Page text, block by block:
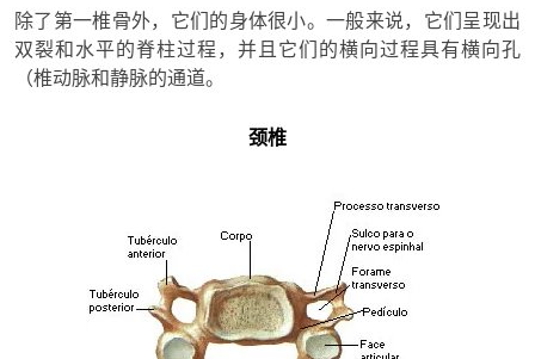
除了第一椎骨外，它们的身体很小。一般来说，它们呈现出
双裂和水平的脊柱过程，并且它们的横向过程具有横向孔
（椎动脉和静脉的通道。
颈椎